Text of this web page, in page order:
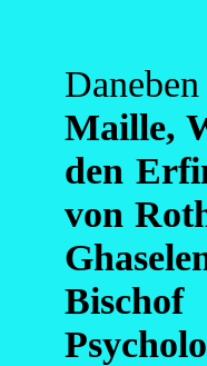
Maille,
den
von